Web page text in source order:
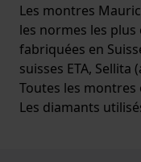
Les montres
les normes les
fabriquées en
suisses ETA,
Toutes les
Les diamants